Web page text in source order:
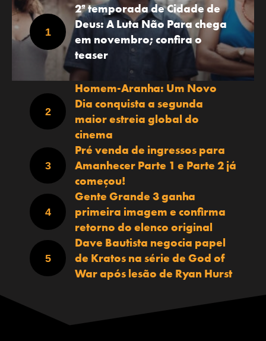
2ª temporada de Cidade de
Deus: A Luta Não Para chega
em novembro; confira o
teaser
Homem-Aranha: Um Novo
Dia conquista a segunda
maior estreia global do
cinema
Pré venda de ingressos para
Amanhecer Parte 1 e Parte 2 já
começou!
Gente Grande 3 ganha
primeira imagem e confirma
retorno do elenco original
Dave Bautista negocia papel
de Kratos na série de God of
War após lesão de Ryan Hurst